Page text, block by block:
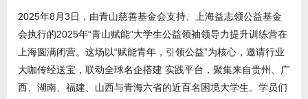
2025年8月3日，由青山慈善基金会支持、上海益志领公益基金
会执行的2025年“青山赋能”大学生公益领袖领导力提升训练营在
上海圆满闭营。这场以“赋能青年，引领公益”为核心，邀请行业
大咖传经送宝，联动全球名企搭建 实践平台，聚集来自贵州、广
西、湖南、福建、山西与青海六省的近百名困境大学生。学员们